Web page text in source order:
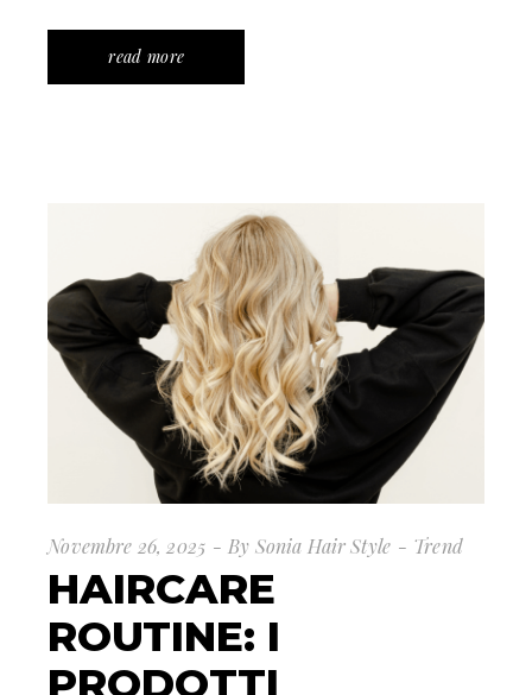
read more
Novembre 26, 2025 By Sonia Hair Style Trend
HAIRCARE
ROUTINE: I
PRODOTTI